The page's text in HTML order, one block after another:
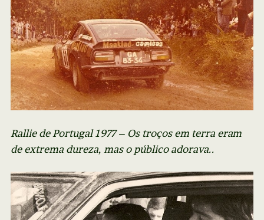
Rallie de Portugal 1977 – Os troços em terra eram
de extrema dureza, mas o público adorava..